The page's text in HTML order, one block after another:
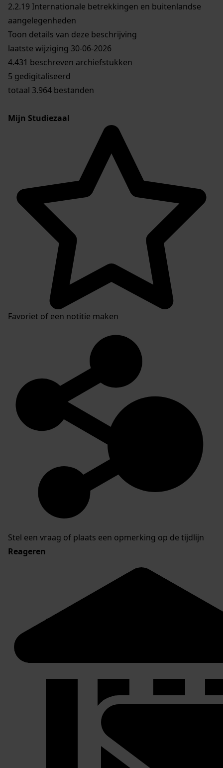
2.2.19 Internationale betrekkingen en buitenlandse
aangelegenheden
Toon details van deze beschrijving
laatste wijziging 30-06-2026
4.431 beschreven archiefstukken
5 gedigitaliseerd
totaal 3.964 bestanden
Mijn Studiezaal
Favoriet of een notitie maken
Stel een vraag of plaats een opmerking op de tijdlijn
Reageren